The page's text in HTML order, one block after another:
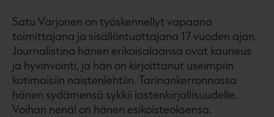
Satu Varjonen on työskennellyt vapaana
toimittajana ja sisällöntuottajana 17 vuoden ajan.
Journalistina hänen erikoisalaansa ovat kauneus
ja hyvinvointi, ja hän on kirjoittanut useimpiin
kotimaisiin naistenlehtiin. Tarinankerronnassa
hänen sydämensä sykkii lastenkirjallisuudelle.
Voihan nenä! on hänen esikoisteoksensa.